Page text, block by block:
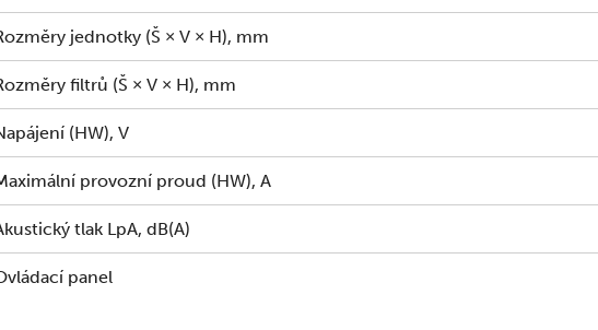
jednotky (Š × V × H), mm
filtrů (Š × V × H), mm
(HW), V
provozní proud (HW), A
tlak LpA, dB(A)
panel